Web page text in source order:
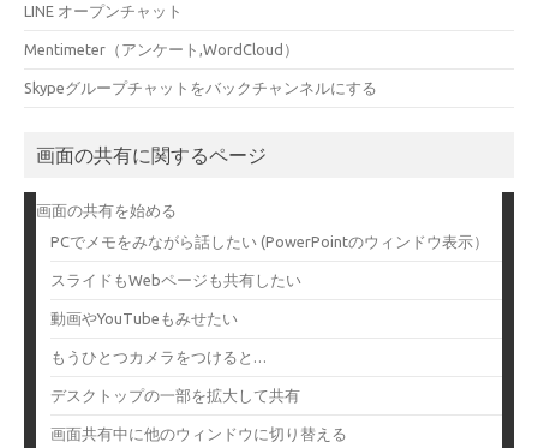
LINE オープンチャット
Mentimeter（アンケート,WordCloud）
Skypeグループチャットをバックチャンネルにする
画面の共有に関するページ
画面の共有を始める
PCでメモをみながら話したい (PowerPointのウィンドウ表示）
スライドもWebページも共有したい
動画やYouTubeもみせたい
もうひとつカメラをつけると…
デスクトップの一部を拡大して共有
画面共有中に他のウィンドウに切り替える